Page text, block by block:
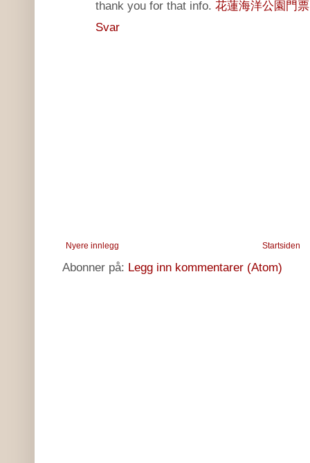
thank you for that info. 花蓮海洋公園門票
Svar
Nyere innlegg Startsiden
Abonner på: Legg inn kommentarer (Atom)